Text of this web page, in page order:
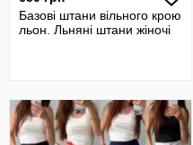
Базові штани вільного крою
льон. Льняні штани жіночі